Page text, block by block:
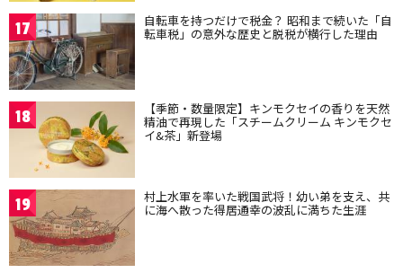
17 自転車を持つだけで税金？ 昭和まで続いた「自
転車税」の意外な歴史と脱税が横行した理由
18 【季節・数量限定】キンモクセイの香りを天然
精油で再現した「スチームクリーム キンモクセ
イ&茶」新登場
19 村上水軍を率いた戦国武将！幼い弟を支え、共
に海へ散った得居通幸の波乱に満ちた生涯